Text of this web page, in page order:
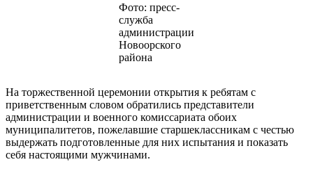
Фото: пресс-
служба
администрации
Новоорского
района
На торжественной церемонии открытия к ребятам с
приветственным словом обратились представители
администрации и военного комиссариата обоих
муниципалитетов, пожелавшие старшеклассникам с честью
выдержать подготовленные для них испытания и показать
себя настоящими мужчинами.